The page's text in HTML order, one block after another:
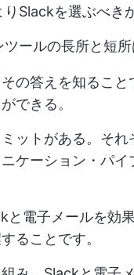
Slackを選ぶべき
ールの長所と短所
の答えを知ること
できる。
ットがある。そ
ケーション・パイ
電子メールを効
ることです。